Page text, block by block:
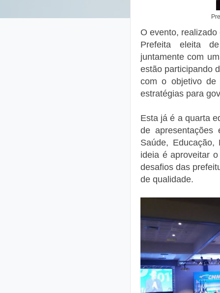
O evento,
Prefeita eleita
juntamente com
estão participando
com o objetivo de
estratégias para
Esta já é a quarta
de apresentações
Saúde,
ideia é aproveitar
desafios das
de qualidade.